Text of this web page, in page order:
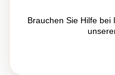
Brauchen Sie Hilfe bei